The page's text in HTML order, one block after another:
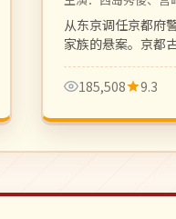
从东京调任京都府
家族的悬案。京都
相互映衬。
185,508
9.3